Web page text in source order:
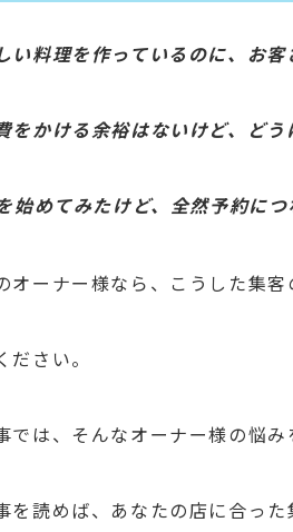
い料理を作っているのに、お
をかける余裕はないけど、ど
始めてみたけど、全然予約に
オーナー様なら、こうした集
ださい。
では、そんなオーナー様の悩
を読めば、あなたの店に合った